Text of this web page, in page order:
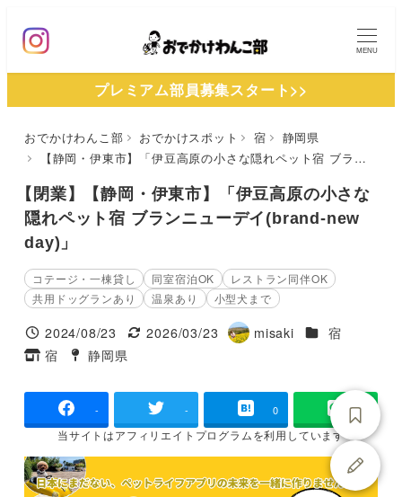
ン
MENU
プレミアム部員募集スタート>>
おでかけわんこ部 おでかけスポット 宿
静岡県
【静岡・伊東市】「伊豆高原の小さな隠れペット宿 ブランニューデイ(brand-new day)」
【閉業】【静岡・伊東市】「伊豆高原の小さな
隠れペット宿 ブランニューデイ(brand-new
day)」
コテージ・一棟貸し 同室宿泊OK
レストラン同伴OK
共用ドッグランあり
温泉あり 小型犬まで
投稿日
2024/08/23
更新日
2026/03/23
著
misaki 施設ジャンル
宿
タグ
宿
タグ
静岡県
- - 0
当サイトはアフィリエイトプログラムを利用しています